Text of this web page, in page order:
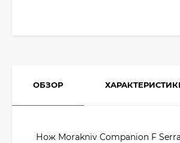
ОБЗОР
Нож Morakniv Companion F